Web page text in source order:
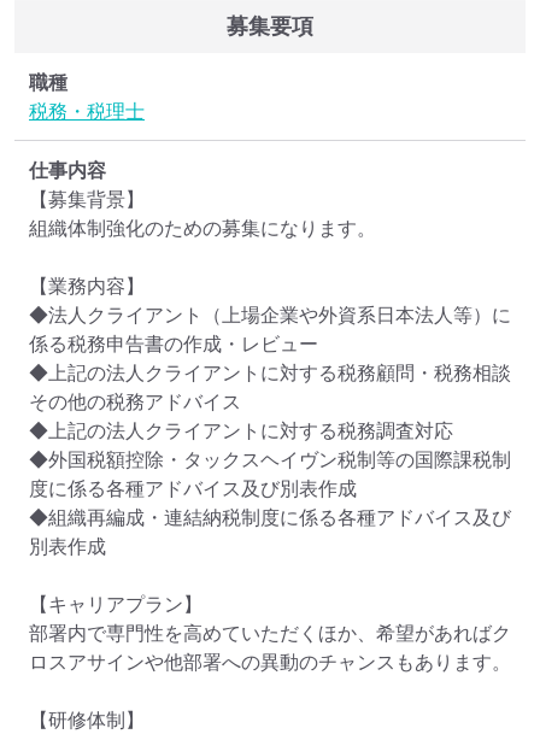
募集要項
職種
税務・税理士
仕事内容
【募集背景】
組織体制強化のための募集になります。
【業務内容】
◆法人クライアント（上場企業や外資系日本法人等）に
係る税務申告書の作成・レビュー
◆上記の法人クライアントに対する税務顧問・税務相談
その他の税務アドバイス
◆上記の法人クライアントに対する税務調査対応
◆外国税額控除・タックスヘイヴン税制等の国際課税制
度に係る各種アドバイス及び別表作成
◆組織再編成・連結納税制度に係る各種アドバイス及び
別表作成
【キャリアプラン】
部署内で専門性を高めていただくほか、希望があればク
ロスアサインや他部署への異動のチャンスもあります。
【研修体制】